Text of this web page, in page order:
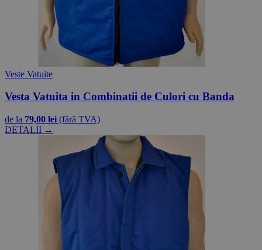
Veste Vatuite
Vesta Vatuita in Combinatii de Culori cu Banda
de la 79,00 lei (fără TVA)
DETALII →